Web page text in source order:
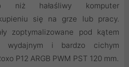
niż hałaśliwy komputer
się na grze lub pracy.
zoptymalizowane pod kątem
wydajnym i bardzo cichym
P12 ARGB PWM PST 120 mm.